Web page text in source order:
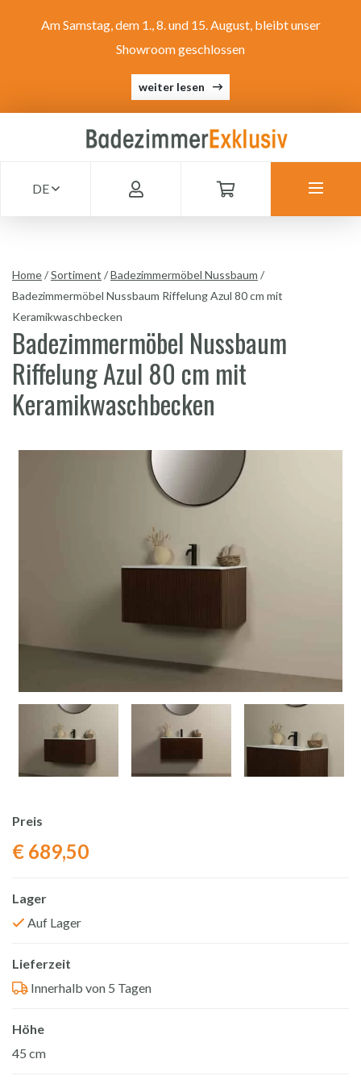
Am Samstag, dem 1., 8. und 15. August, bleibt unser
Showroom geschlossen
weiter lesen
DE
Home/Sortiment /Badezimmermöbel Nussbaum /
Badezimmermöbel Nussbaum Riffelung Azul 80 cm mit
Keramikwaschbecken
Badezimmermöbel Nussbaum
Riffelung Azul 80 cm mit
Keramikwaschbecken
Preis
€ 689,50
Lager
Auf Lager
Lieferzeit
Innerhalb von 5 Tagen
Höhe
45 cm